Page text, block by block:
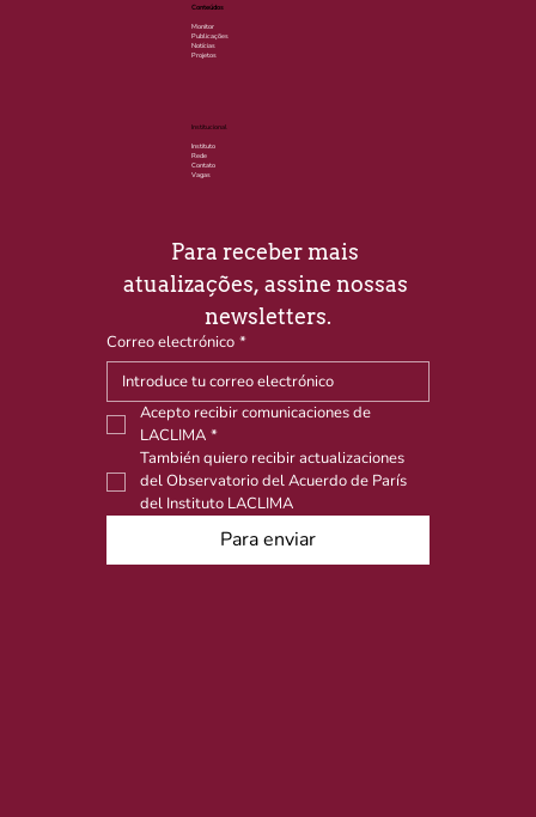
Conteúdos
Monitor
Publicações
Notícias
Projetos
Institucional
Instituto
Rede
Contato
Vagas
Para receber mais
atualizações, assine nossas
newsletters.
Correo electrónico *
Acepto recibir comunicaciones de
LACLIMA *
También quiero recibir actualizaciones
del Observatorio del Acuerdo de París
del Instituto LACLIMA
Para enviar